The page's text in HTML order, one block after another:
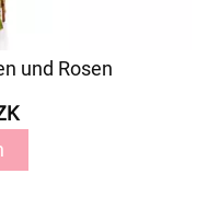
und Rosen